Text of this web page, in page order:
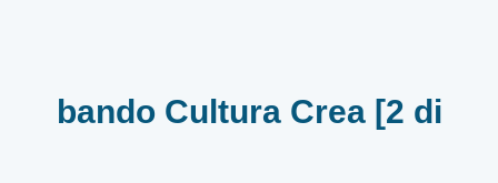
bando Cultura Crea [2 di